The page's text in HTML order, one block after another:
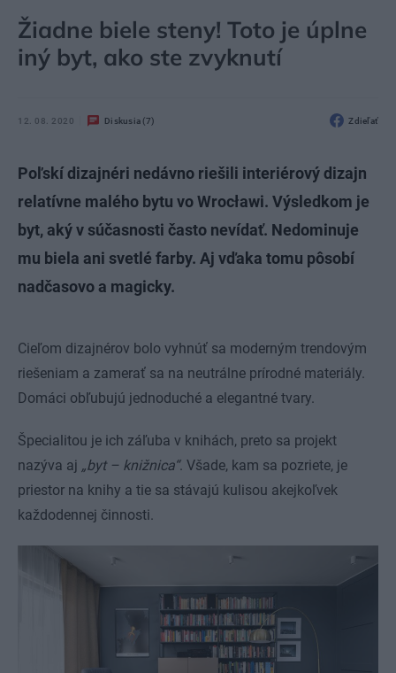
Žiadne biele steny! Toto je úplne
iný byt, ako ste zvyknutí
12. 08. 2020 Diskusia (7) Zdieľať
Poľskí dizajnéri nedávno riešili interiérový dizajn
relatívne malého bytu vo Wrocławi. Výsledkom je
byt, aký v súčasnosti často nevídať. Nedominuje
mu biela ani svetlé farby. Aj vďaka tomu pôsobí
nadčasovo a magicky.
Cieľom dizajnérov bolo vyhnúť sa moderným trendovým
riešeniam a zamerať sa na neutrálne prírodné materiály.
Domáci obľubujú jednoduché a elegantné tvary.
Špecialitou je ich záľuba v knihách, preto sa projekt
nazýva aj „byt – knižnica“. Všade, kam sa pozriete, je
priestor na knihy a tie sa stávajú kulisou akejkoľvek
každodennej činnosti.